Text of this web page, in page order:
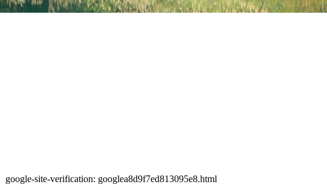
google-site-verification: googlea8d9f7ed813095e8.html